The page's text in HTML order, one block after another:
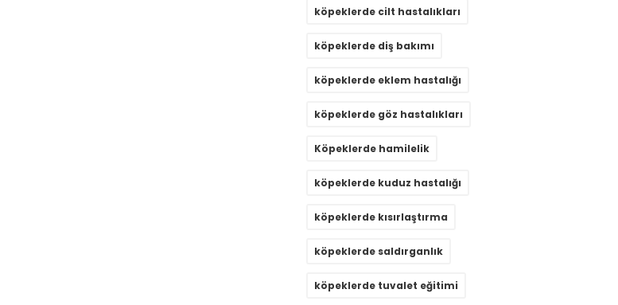
köpeklerde cilt hastalıkları
köpeklerde diş bakımı
köpeklerde eklem hastalığı
köpeklerde göz hastalıkları
Köpeklerde hamilelik
köpeklerde kuduz hastalığı
köpeklerde kısırlaştırma
köpeklerde saldırganlık
köpeklerde tuvalet eğitimi